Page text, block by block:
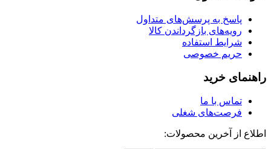
پاسخ به پرسش‌های متداول
رویه‌های بازگرداندن کالا
شرایط استفاده
حریم خصوصی
راهنمای خرید
تماس با ما
فرصت‌های شغلی
اطلاع از آخرین محصولات: